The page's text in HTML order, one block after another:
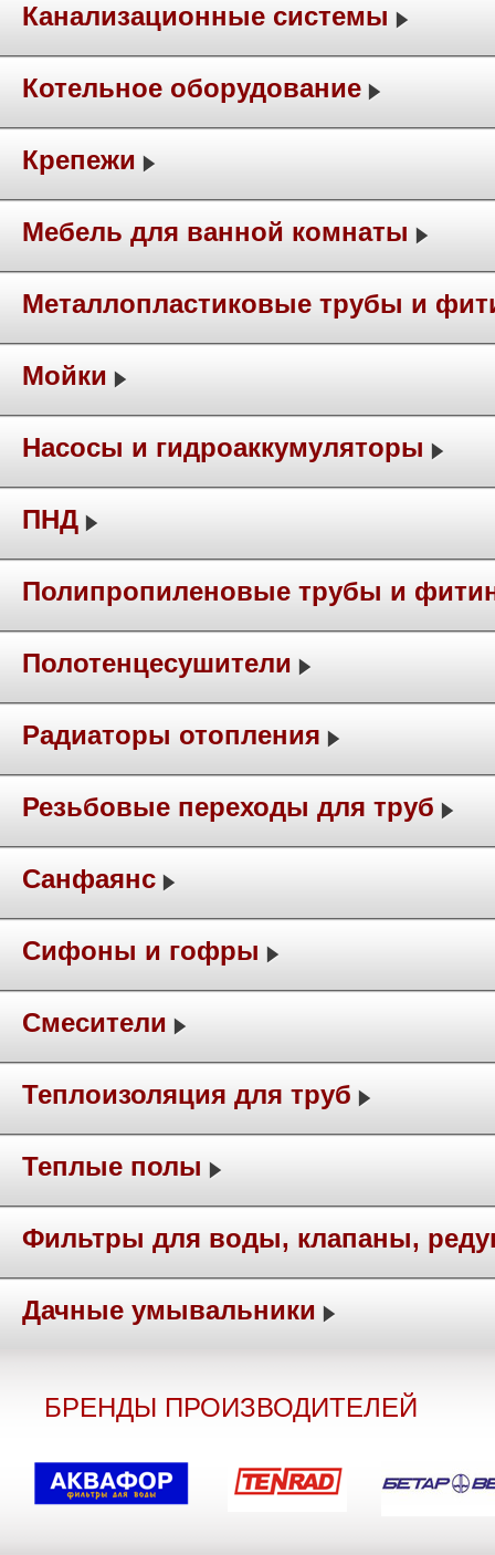
Канализационные системы
Котельное оборудование
Крепежи
Мебель для ванной комнаты
Металлопластиковые трубы и
Мойки
Насосы и гидроаккумуляторы
ПНД
Полипропиленовые трубы и
Полотенцесушители
Радиаторы отопления
Резьбовые переходы для труб
Санфаянс
Сифоны и гофры
Смесители
Теплоизоляция для труб
Теплые полы
Фильтры для воды, клапаны,
Дачные умывальники
БРЕНДЫ ПРОИЗВОДИТЕЛЕЙ